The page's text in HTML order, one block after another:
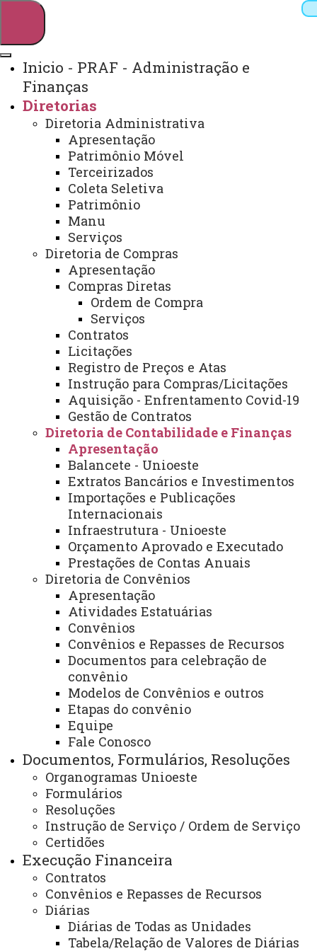
Webmail Sistemas
Telefones
Arquivo Virtual
Inicio - PRAF - Administração e
Finanças
Diretorias
Diretoria Administrativa
Apresentação
Patrimônio Móvel
Terceirizados
Coleta Seletiva
Patrimônio
Manu
Serviços
Diretoria de Compras
Apresentação
Compras Diretas
Ordem de Compra
Serviços
Contratos
Licitações
Registro de Preços e Atas
Instrução para Compras/Licitações
Aquisição - Enfrentamento Covid-19
Gestão de Contratos
Diretoria de Contabilidade e Finanças
Apresentação
Balancete - Unioeste
Extratos Bancários e Investimentos
Importações e Publicações
Internacionais
Infraestrutura - Unioeste
Orçamento Aprovado e Executado
Prestações de Contas Anuais
Diretoria de Convênios
Apresentação
Atividades Estatuárias
Convênios
Convênios e Repasses de Recursos
Documentos para celebração de
convênio
Modelos de Convênios e outros
Etapas do convênio
Equipe
Fale Conosco
Documentos, Formulários, Resoluções
Organogramas Unioeste
Formulários
Resoluções
Instrução de Serviço / Ordem de Serviço
Certidões
Execução Financeira
Contratos
Convênios e Repasses de Recursos
Diárias
Diárias de Todas as Unidades
Tabela/Relação de Valores de Diárias
Compras Convênios Documentos
APRESENTAÇÃO
Você está aqui:Unioeste
Diretorias
Diretoria de Contabilidade e Finanças
Apresentação
Atenção empresas que prestam serviços à
Unioeste!
O "Comprovante Anual de Rendimentos Pagos ou
Creditados e de Retenção de Imposto de Renda na Fonte
– Pessoa Jurídica, está disponível no link:
https://midas.unioeste.br/sgrf/servicos
Dúvidas entrar em contato pelo telefone (45) 3220-
Divisão de Contabilidade - Reitoria
Compete à Diretoria de Contabilidade e Finanças
além das atribuições previstas para o cargo de Diretor
de Pró-Reitoria: manter o registro contábil de todos os
atos e fatos administrativos que criem ou extingam
direitos e obrigações, ou ainda possam ter repercussão
imediata ou mediata sobre o patrimônio da
Universidade; manter o controle da execução
orçamentária em estreita obediência ao cronograma de
desembolso; levantar balancetes mensais e o balanço
geral da Universidade, providenciando suas remessas
aos órgãos competentes; cumprir as normas e os
princípios contábeis, visando à proteção e ao controle da
situação patrimonial, financeira e orçamentária da
Universidade; acompanhar, controlar e classificar todas